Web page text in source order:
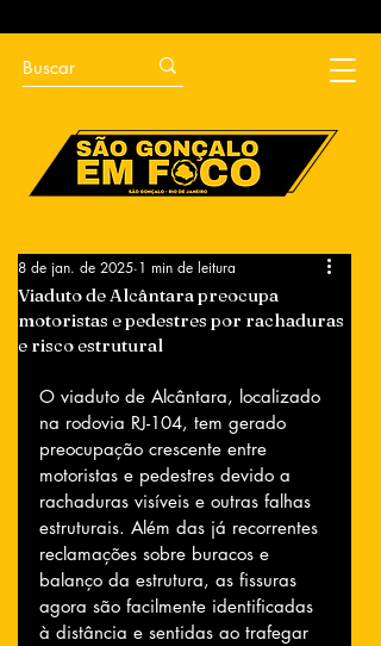
Viaduto de Alcântara preocupa
motoristas e pedestres por rachaduras
e risco estrutural
8 de jan. de 2025 1 min de leitura
O viaduto de Alcântara, localizado
na rodovia RJ-104, tem gerado
preocupação crescente entre
motoristas e pedestres devido a
rachaduras visíveis e outras falhas
estruturais. Além das já recorrentes
reclamações sobre buracos e
balanço da estrutura, as fissuras
agora são facilmente identificadas
à distância e sentidas ao trafegar